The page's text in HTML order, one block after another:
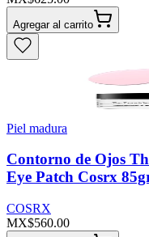
Agregar al carrito
Piel madura
Contorno de Ojos
Eye Patch Cosrx
COSRX
MX$560.00